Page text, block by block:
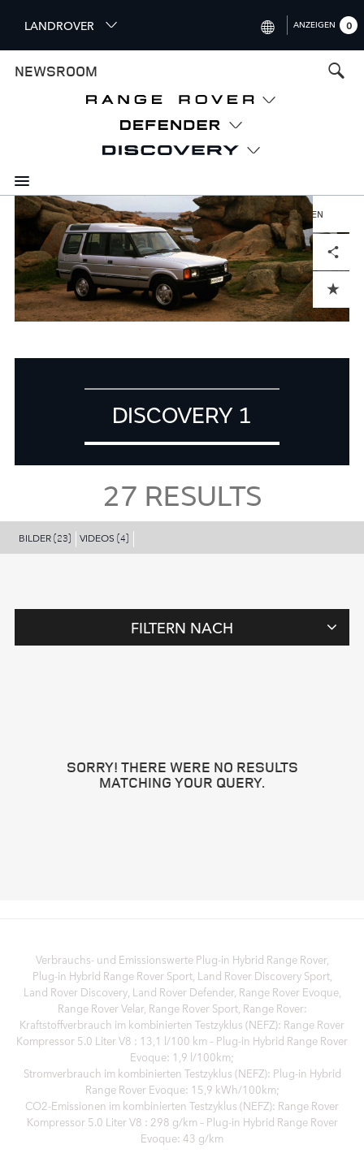
i
p
n
c
o
e
n
LANDROVER
CHINA (中国（中文))
FRANCE (FRANÇAIS)
SPAIN (ESPAÑOL)
ITALY (ITALIANO)
ANZEIGEN 0
NEWSROOM
HERUNTERLADEN
ADD TO CART
Facebook
X LinkedInShare
DISCOVERY 1
27 RESULTS
BILDER(23) VIDEOS (4)
FILTERN NACH
SORRY! THERE WERE NO RESULTS
MATCHING YOUR QUERY.
Verbrauchs- und Emissionswerte Plug‑in Hybrid Range Rover,
Plug‑in Hybrid Range Rover Sport, Land Rover Discovery Sport,
Land Rover Discovery, Land Rover Defender, Range Rover Evoque,
Range Rover Velar, Range Rover Sport, Range Rover:
Kraftstoffverbrauch im kombinierten Testzyklus (NEFZ): Range Rover
Kompressor 5.0 Liter V8 : 13,1 l/100 km – Plug-in Hybrid Range Rover
Evoque: 1,9 l/100km;
Stromverbrauch im kombinierten Testzyklus (NEFZ): Plug-in Hybrid
Range Rover Evoque: 15,9 kWh/100km;
CO2-Emissionen im kombinierten Testzyklus (NEFZ): Range Rover
Kompressor 5.0 Liter V8 : 298 g/km – Plug-in Hybrid Range Rover
Evoque: 43 g/km